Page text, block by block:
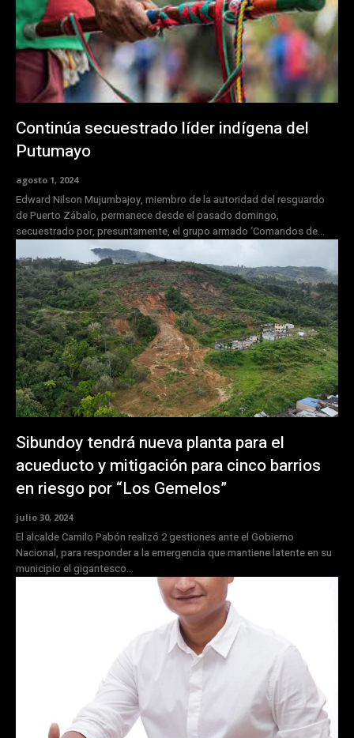
Continúa secuestrado líder indígena del
Putumayo
agosto 1, 2024
Edward Nilson Mujumbajoy, miembro de la autoridad del resguardo
de Puerto Zábalo, permanece desde el pasado domingo,
secuestrado por, presuntamente, el grupo armado ‘Comandos de...
Sibundoy tendrá nueva planta para el
acueducto y mitigación para cinco barrios
en riesgo por “Los Gemelos”
julio 30, 2024
El alcalde Camilo Pabón realizó 2 gestiones ante el Gobierno
Nacional, para responder a la emergencia que mantiene latente en su
municipio el gigantesco...